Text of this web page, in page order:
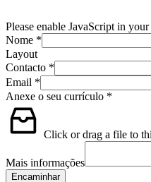
Please enable JavaScript in
Nome *
Layout
Contacto *
Email *
Anexe o seu currículo *
Click or drag a file to
Mais informações
Encaminhar